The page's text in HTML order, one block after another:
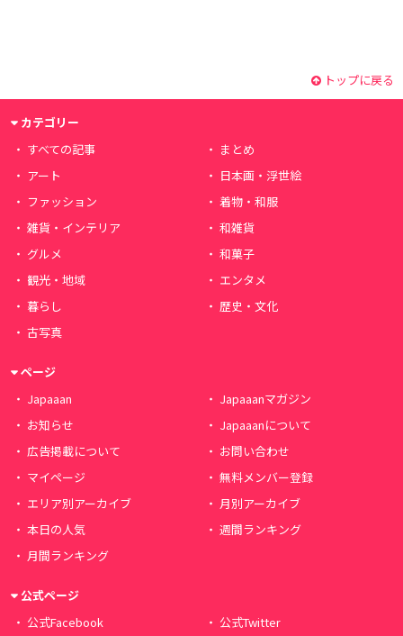
トップに戻る
カテゴリー
すべての記事
まとめ
アート
日本画・浮世絵
ファッション
着物・和服
雑貨・インテリア
和雑貨
グルメ
和菓子
観光・地域
エンタメ
暮らし
歴史・文化
古写真
ページ
Japaaan
Japaaanマガジン
お知らせ
Japaaanについて
広告掲載について
お問い合わせ
マイページ
無料メンバー登録
エリア別アーカイブ
月別アーカイブ
本日の人気
週間ランキング
月間ランキング
公式ページ
公式Facebook
公式Twitter